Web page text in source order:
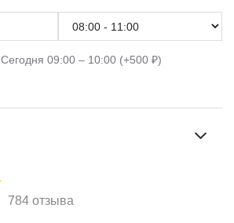
Сегодня 09:00 – 10:00 (+500 ₽)
784 отзыва